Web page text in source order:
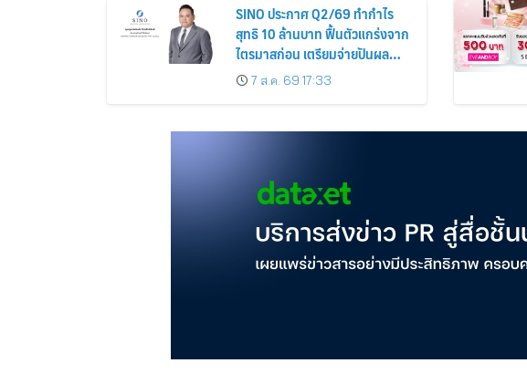
SINO ประกาศ Q2/69 ทำกำไร
สุทธิ 10 ล้านบาท ฟื้นตัวแกร่งจาก
ไตรมาสก่อน เตรียมจ่ายปันผล
ระหว่างกาล 0.014423 บาทต่อหุ้น
ครึ่งปีหลังมุ่งเติบโตต่อเนื่อง
7 ส.ค. 69 17:33